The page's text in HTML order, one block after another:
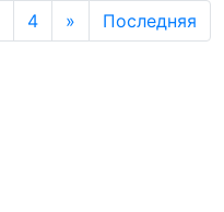
4 » Последняя